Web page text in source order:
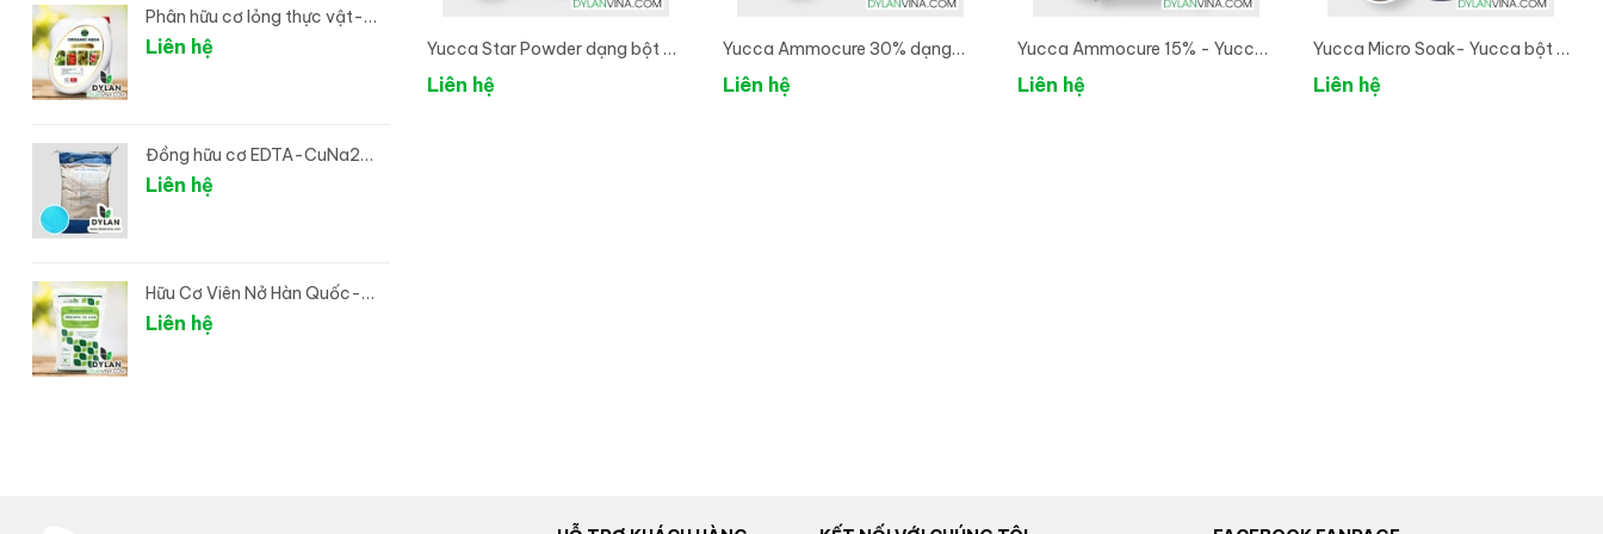
Yucca Star Powder dạng bột -
Yucca Mexico
Liên hệ
Yucca Ammocure 30% dạng
bột- Yucca Mỹ - Hấp thụ khí
Liên hệ
Yucca Ammocure 15% - Yucca
Bột Mỹ
Liên hệ
Yucca Micro Soak- Yucca bột -
Yucca nhập khẩu Mỹ
Liên hệ
Phân hữu cơ lỏng thực vật-
Can hữu cơ 04
Liên hệ
Đồng hữu cơ EDTA-CuNa2
(Đồng Chelate)
Liên hệ
Hữu Cơ Viên Nở Hàn Quốc-
ORGANIC DL LEEK
Liên hệ